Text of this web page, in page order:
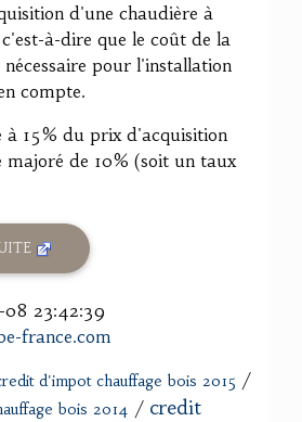
d'une chaudière à
à-dire que le coût de la
pour l'installation
compte.
à 15% du prix d'acquisition
majoré de 10% (soit un taux
08 23:42:39
france.com
d'impot chauffage bois 2015 /
bois 2014 / credit